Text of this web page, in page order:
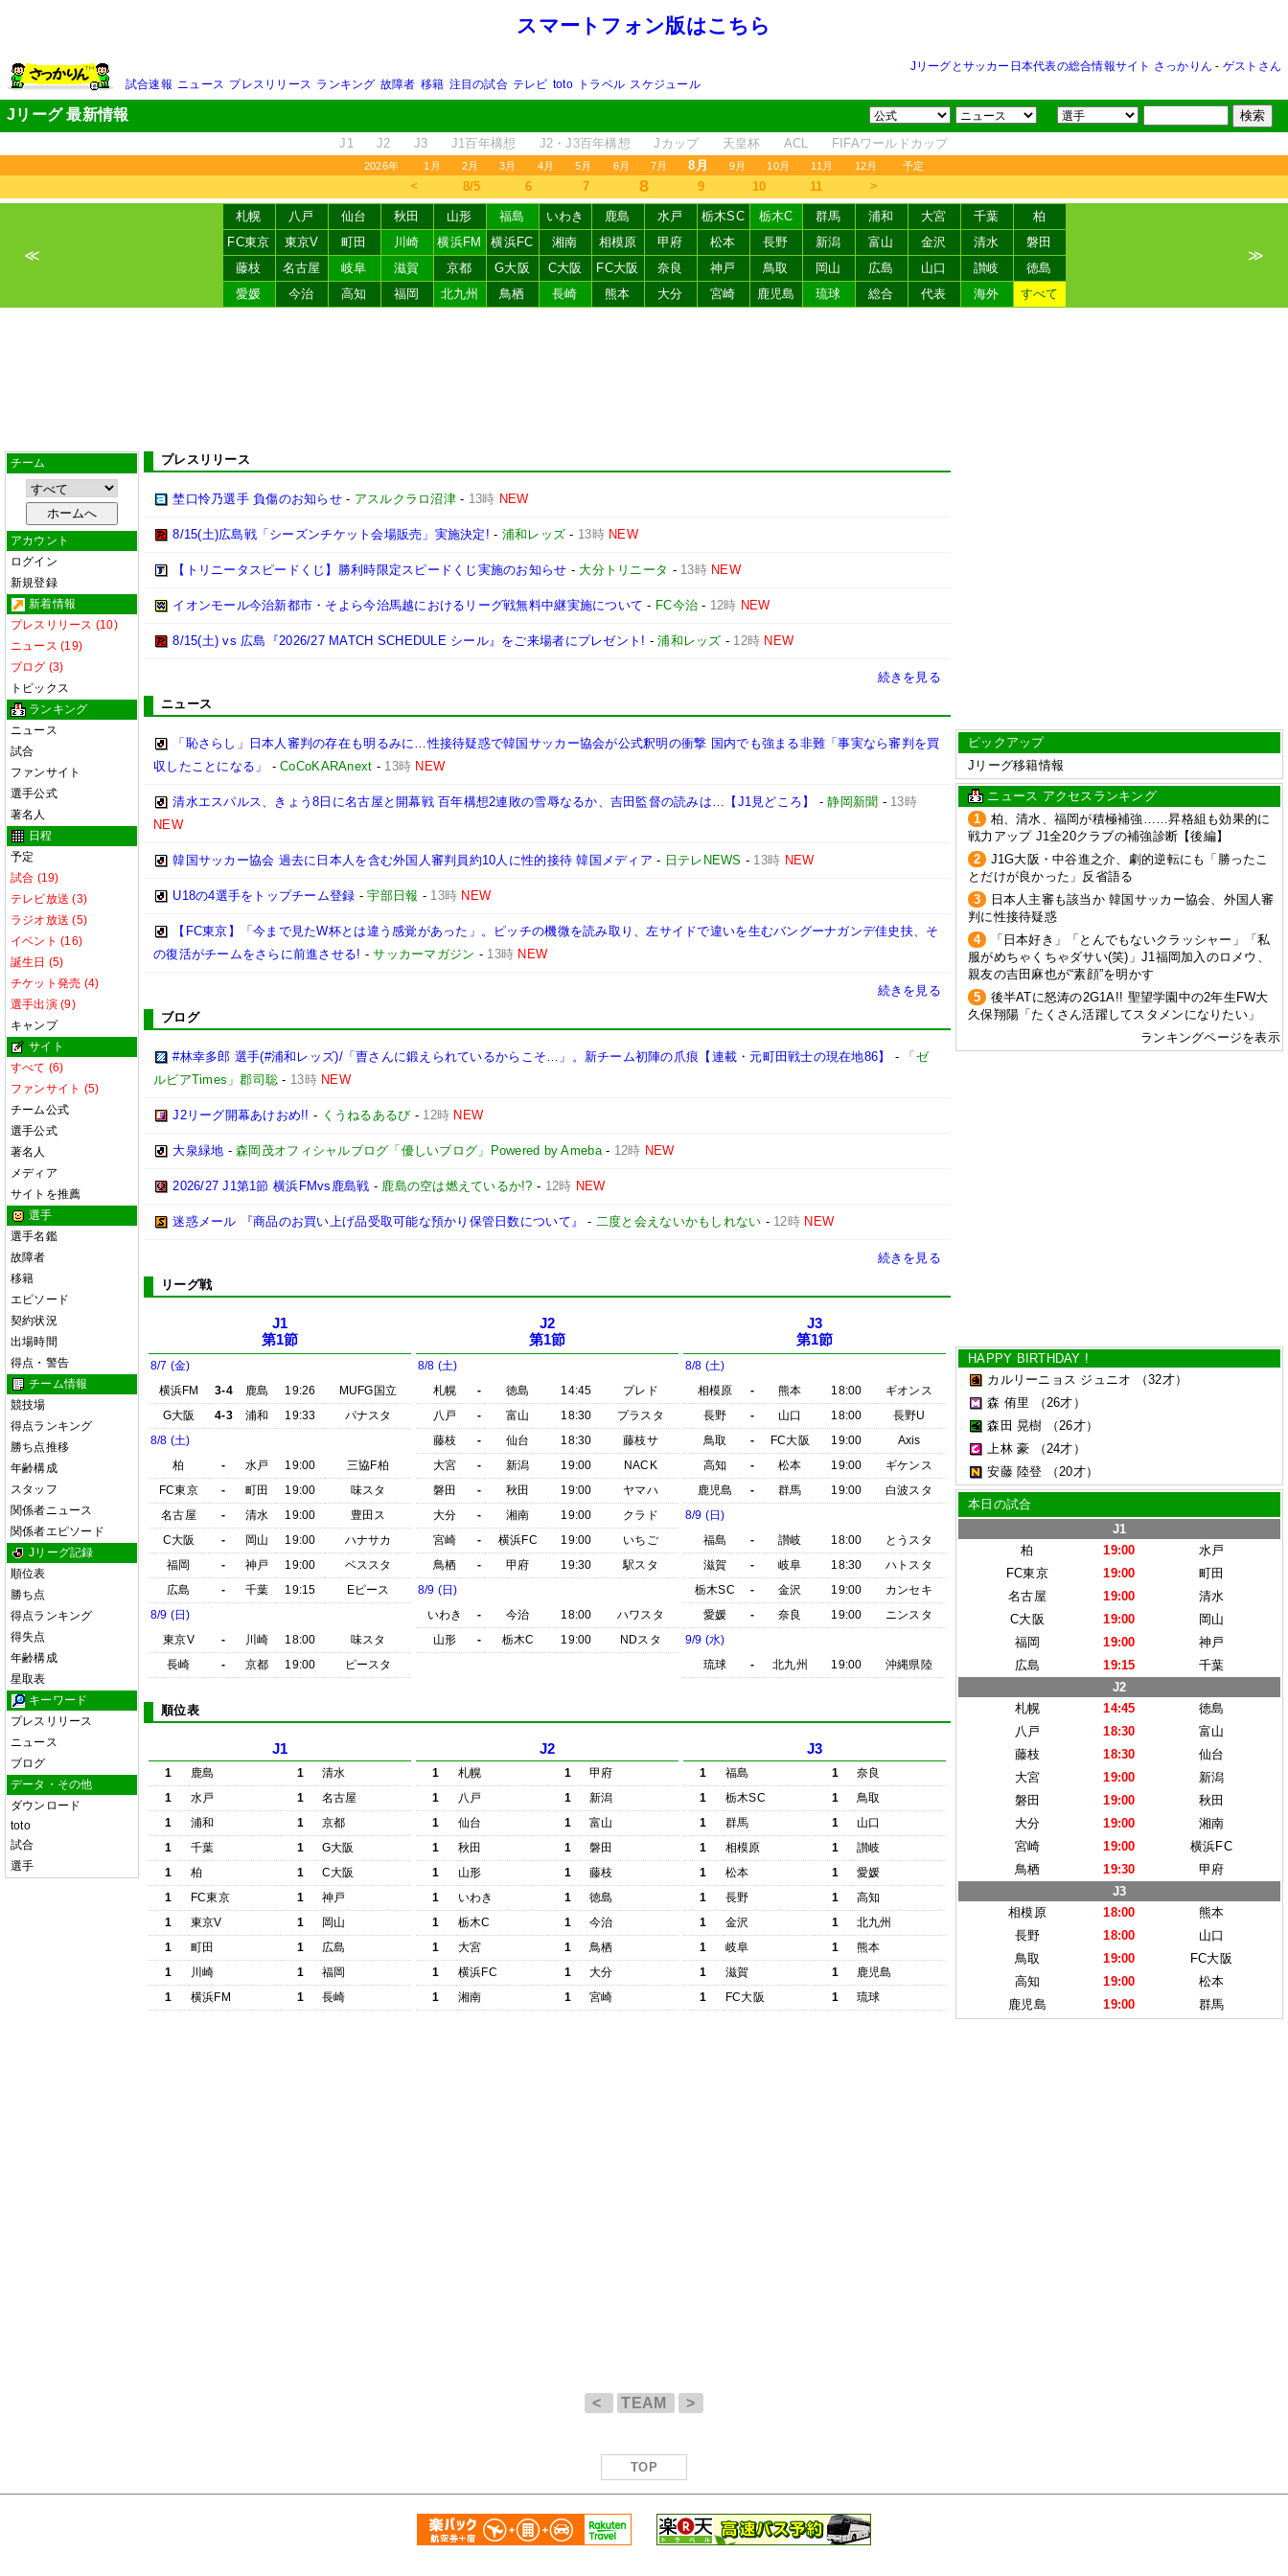
スマートフォン版はこちら
Jリーグとサッカー日本代表の総合情報サイト さっかりん - ゲストさん
試合速報 ニュース プレスリリース ランキング 故障者 移籍 注目の試合 テレビ toto トラベル スケジュール
Jリーグ 最新情報
J1 J2 J3 J1百年構想 J2・J3百年構想 Jカップ 天皇杯 ACL FIFAワールドカップ
2026年 1月 2月 3月 4月 5月 6月 7月 8月 9月 10月 11月 12月 予定
＜ 8/5 6 7 8 9 10 11 ＞
≪
札幌 八戸 仙台 秋田 山形 福島 いわき 鹿島 水戸 栃木SC 栃木C 群馬 浦和 大宮 千葉
柏
FC東京
東京V 町田 川崎 横浜FM 横浜FC 湘南 相模原 甲府 松本 長野 新潟 富山 金沢 清水
磐田
藤枝
名古屋 岐阜 滋賀 京都 G大阪 C大阪 FC大阪 奈良 神戸 鳥取 岡山 広島 山口 讃岐
徳島
愛媛
今治 高知 福岡 北九州 鳥栖 長崎 熊本 大分 宮崎 鹿児島 琉球 総合 代表 海外 すべて
≫
チーム
アカウント
ログイン
新規登録
新着情報
プレスリリース (10)
ニュース (19)
ブログ (3)
トピックス
ランキング
ニュース
試合
ファンサイト
選手公式
著名人
日程
予定
試合 (19)
テレビ放送 (3)
ラジオ放送 (5)
イベント (16)
誕生日 (5)
チケット発売 (4)
選手出演 (9)
キャンプ
サイト
すべて (6)
ファンサイト (5)
チーム公式
選手公式
著名人
メディア
サイトを推薦
選手
選手名鑑
故障者
移籍
エピソード
契約状況
出場時間
得点・警告
チーム情報
競技場
得点ランキング
勝ち点推移
年齢構成
スタッフ
関係者ニュース
関係者エピソード
Jリーグ記録
順位表
勝ち点
得点ランキング
得失点
年齢構成
星取表
キーワード
プレスリリース
ニュース
ブログ
データ・その他
ダウンロード
toto
試合
選手
プレスリリース
埜口怜乃選手 負傷のお知らせ - アスルクラロ沼津- 13時 NEW
8/15(土)広島戦「シーズンチケット会場販売」実施決定! - 浦和レッズ - 13時 NEW
【トリニータスピードくじ】勝利時限定スピードくじ実施のお知らせ - 大分トリニータ - 13時 NEW
イオンモール今治新都市・そよら今治馬越におけるリーグ戦無料中継実施について - FC今治 - 12時 NEW
8/15(土) vs 広島『2026/27 MATCH SCHEDULE シール』をご来場者にプレゼント! -浦和レッズ - 12時 NEW
続きを見る
ニュース
「恥さらし」日本人審判の存在も明るみに…性接待疑惑で韓国サッカー協会が公式釈明の衝撃 国内でも強まる非難「事実なら審判を買
収したことになる」
-CoCoKARAnext - 13時 NEW
清水エスパルス、きょう8日に名古屋と開幕戦 百年構想2連敗の雪辱なるか、吉田監督の読みは…【J1見どころ】 -静岡新聞 - 13時
NEW
韓国サッカー協会 過去に日本人を含む外国人審判員約10人に性的接待 韓国メディア - 日テレNEWS - 13時 NEW
U18の4選手をトップチーム登録 -宇部日報 - 13時 NEW
【FC東京】「今まで見たW杯とは違う感覚があった」。ピッチの機微を読み取り、左サイドで違いを生むバングーナガンデ佳史扶、そ
の復活がチームをさらに前進させる! -サッカーマガジン - 13時 NEW
続きを見る
ブログ
#林幸多郎 選手(#浦和レッズ)/「曺さんに鍛えられているからこそ…」。新チーム初陣の爪痕【連載・元町田戦士の現在地86】 -
「ゼ
ルビアTimes」郡司聡 - 13時 NEW
J2リーグ開幕あけおめ!! - くうねるあるび - 12時 NEW
大泉緑地 -森岡茂オフィシャルブログ「優しいブログ」Powered by Ameba- 12時 NEW
2026/27 J1第1節 横浜FMvs鹿島戦 - 鹿島の空は燃えているか!? - 12時 NEW
迷惑メール 『商品のお買い上げ品受取可能な預かり保管日数について』 - 二度と会えないかもしれない - 12時 NEW
続きを見る
リーグ戦
J1
第1節
8/7 (金)
横浜FM
3-4 鹿島 19:26
MUFG国立
G大阪
4-3 浦和 19:33
パナスタ
8/8 (土)
柏
- 水戸 19:00
三協F柏
FC東京
- 町田 19:00
味スタ
名古屋
- 清水 19:00
豊田ス
C大阪
- 岡山 19:00
ハナサカ
福岡
- 神戸 19:00
ベススタ
広島
- 千葉 19:15
Eピース
8/9 (日)
東京V
- 川崎 18:00
味スタ
長崎
- 京都 19:00 ピースタ
J2
第1節
8/8 (土)
札幌
- 徳島 14:45
プレド
八戸
- 富山 18:30
プラスタ
藤枝
- 仙台 18:30
藤枝サ
大宮
- 新潟 19:00
NACK
磐田
- 秋田 19:00
ヤマハ
大分
- 湘南 19:00
クラド
宮崎
- 横浜FC 19:00
いちご
鳥栖
- 甲府 19:30
駅スタ
8/9 (日)
いわき
- 今治 18:00
ハワスタ
山形
- 栃木C 19:00 NDスタ
J3
第1節
8/8 (土)
相模原
- 熊本 18:00
ギオンス
長野
- 山口 18:00
長野U
鳥取
- FC大阪 19:00
Axis
高知
- 松本 19:00
ギケンス
鹿児島
- 群馬 19:00
白波スタ
8/9 (日)
福島
- 讃岐 18:00
とうスタ
滋賀
- 岐阜 18:30
ハトスタ
栃木SC
- 金沢 19:00
カンセキ
愛媛
- 奈良 19:00
ニンスタ
9/9 (水)
琉球
- 北九州 19:00 沖縄県陸
順位表
J1
1 鹿島 1
清水
1
水戸 1
名古屋
1
浦和 1
京都
1
千葉 1
G大阪
1
柏 1
C大阪
1
FC東京 1
神戸
1
東京V 1
岡山
1
町田 1
広島
1
川崎 1
福岡
1
横浜FM 1 長崎
J2
1 札幌 1
甲府
1
八戸 1
新潟
1
仙台 1
富山
1
秋田 1
磐田
1
山形 1
藤枝
1
いわき 1
徳島
1
栃木C 1
今治
1
大宮 1
鳥栖
1
横浜FC 1
大分
1
湘南 1 宮崎
J3
1 福島 1
奈良
1
栃木SC 1
鳥取
1
群馬 1
山口
1
相模原 1
讃岐
1
松本 1
愛媛
1
長野 1
高知
1
金沢 1
北九州
1
岐阜 1
熊本
1
滋賀 1
鹿児島
1
FC大阪 1 琉球
ピックアップ
Jリーグ移籍情報
ニュース アクセスランキング
1
柏、清水、福岡が積極補強……昇格組も効果的に
戦力アップ J1全20クラブの補強診断【後編】
2
J1G大阪・中谷進之介、劇的逆転にも「勝ったこ
とだけが良かった」反省語る
3
日本人主審も該当か 韓国サッカー協会、外国人審
判に性接待疑惑
4
「日本好き」「とんでもないクラッシャー」「私
服がめちゃくちゃダサい(笑)」J1福岡加入のロメウ、
親友の吉田麻也が“素顔”を明かす
5
後半ATに怒涛の2G1A!! 聖望学園中の2年生FW大
久保翔陽「たくさん活躍してスタメンになりたい」
ランキングページを表示
HAPPY BIRTHDAY !
カルリーニョス ジュニオ
（32才）
森 侑里
（26才）
森田 晃樹
（26才）
上林 豪
（24才）
安藤 陸登
（20才）
本日の試合
J1
柏
19:00
水戸
FC東京
19:00
町田
名古屋
19:00
清水
C大阪
19:00
岡山
福岡
19:00
神戸
広島
19:15
千葉
J2
札幌
14:45
徳島
八戸
18:30
富山
藤枝
18:30
仙台
大宮
19:00
新潟
磐田
19:00
秋田
大分
19:00
湘南
宮崎
19:00
横浜FC
鳥栖
19:30
甲府
J3
相模原
18:00
熊本
長野
18:00
山口
鳥取
19:00
FC大阪
高知
19:00
松本
鹿児島
19:00 群馬
< TEAM >
TOP